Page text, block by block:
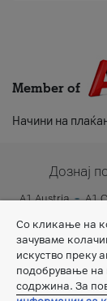
Member of
Начини на
Дознај
A1 Austria A1
Со кликање на
зачуваме
искуство преку
подобрување на
содржина. За